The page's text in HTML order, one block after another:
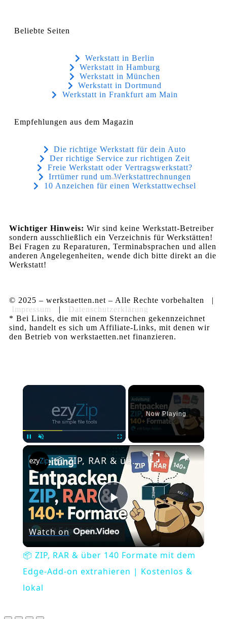
Beliebte Seiten
Werkstatt in Berlin
Werkstatt in Hamburg
Werkstatt in München
Werkstatt in Dortmund
Werkstatt in Frankfurt am Main
Empfehlungen aus dem Magazin
Die richtige Werkstatt für dein Auto
Der richtige Service zur richtigen Zeit
Freie Werkstatt oder Vertragswerkstatt?
Irrtümer rund um Werkstattrechnungen
10 Anzeichen für einen Werkstattwechsel
Wichtiger Hinweis: Wir sind keine Werkstatt-Betreiber
sondern ausschließlich ein Verzeichnis für Werkstätten!
Bei Fragen zu Reparaturen, Terminabsprachen und allen
anderen Angelegenheiten, wende dich bitte direkt an die
Werkstatt!
© 2025 – werkstaetten.net – Alle Rechte vorbehalten |
Impressum
| Datenschutzerklärung
* Bei Links, die mit einem Sternchen gekennzeichnet
sind, handelt es sich um Affiliate-Links, mit denen wir
den Betrieb von werkstaetten.net finanzieren.
×
Fullscreen
Now Playing
×
Play
Video
📦 ZIP, RAR & über 140 Formate mit dem Edge-Add-on extrahieren | Kostenlos & lokal
Watch on
📦 ZIP, RAR & über 140 Formate mit dem
Edge-Add-on extrahieren | Kostenlos &
lokal